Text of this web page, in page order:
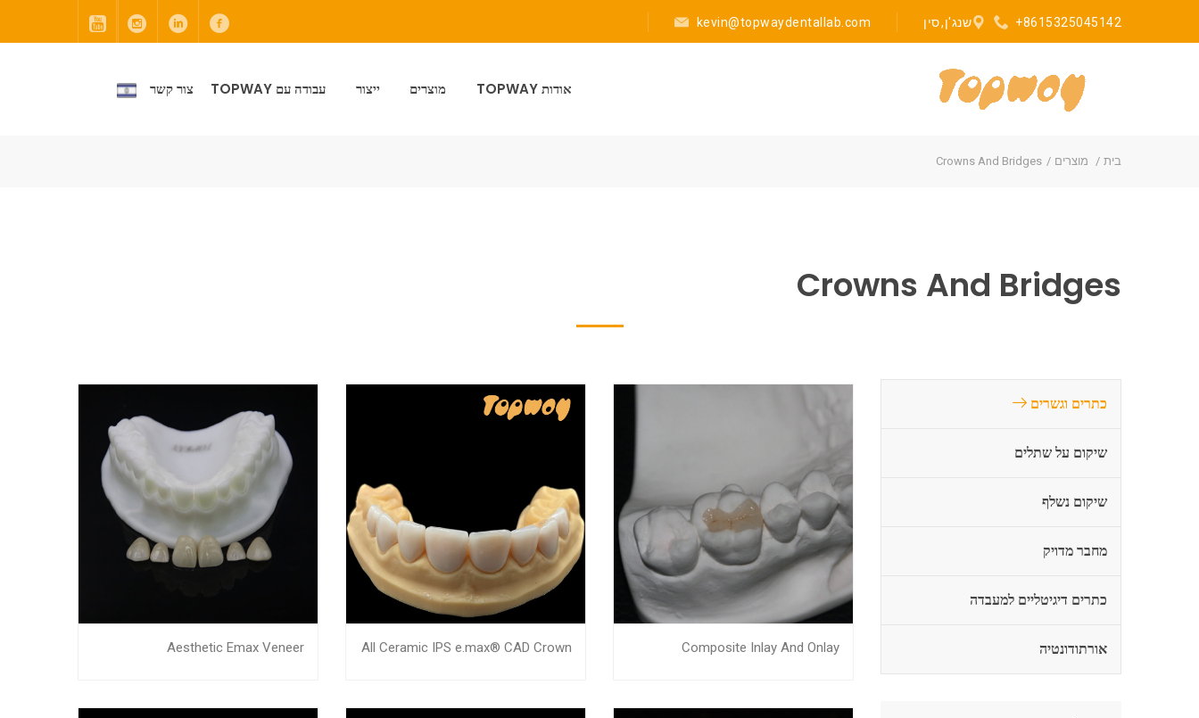
+8615325045142 שנג'ן, סין kevin@topwaydentallab.com
אודות TOPWAY מוצרים ייצור עבודה עם TOPWAY צור קשר
בית מוצרים Crowns And Bridges
Crowns And Bridges
כתרים וגשרים
שיקום על שתלים
שיקום נשלף
מחבר מדויק
כתרים דיגיטליים למעבדה
אורתודונטיה Aesthetic Emax Veneer All Ceramic IPS e.max® CAD Crown Composite Inlay And Onlay